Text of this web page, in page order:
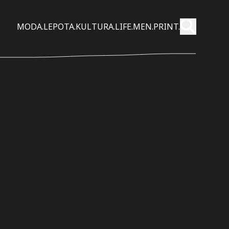
MODA.LEPOTA.KULTURA.LIFE.MEN.PRINT. Pretraži